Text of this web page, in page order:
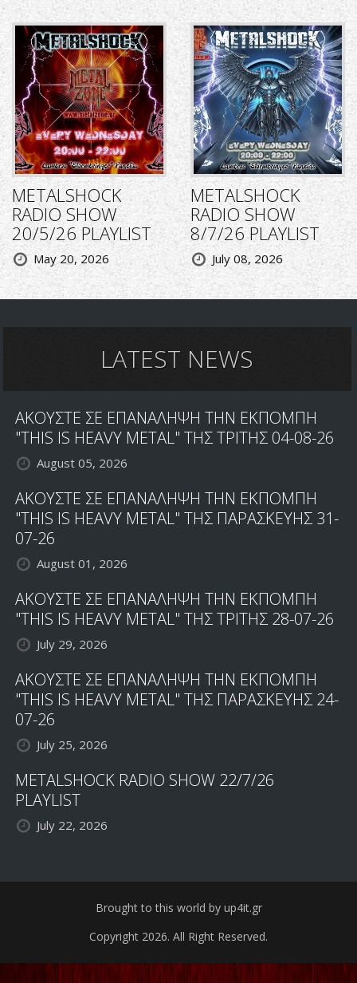
METALSHOCK
RADIO SHOW
20/5/26 PLAYLIST
May 20, 2026
METALSHOCK
RADIO SHOW
8/7/26 PLAYLIST
July 08, 2026
LATEST NEWS
ΑΚΟΥΣΤΕ ΣΕ ΕΠΑΝΑΛΗΨΗ ΤΗΝ ΕΚΠΟΜΠΗ
"THIS IS HEAVY METAL" ΤΗΣ ΤΡΙΤΗΣ 04-08-26
August 05, 2026
ΑΚΟΥΣΤΕ ΣΕ ΕΠΑΝΑΛΗΨΗ ΤΗΝ ΕΚΠΟΜΠΗ
"THIS IS HEAVY METAL" ΤΗΣ ΠΑΡΑΣΚΕΥΗΣ 31-
07-26
August 01, 2026
ΑΚΟΥΣΤΕ ΣΕ ΕΠΑΝΑΛΗΨΗ ΤΗΝ ΕΚΠΟΜΠΗ
"THIS IS HEAVY METAL" ΤΗΣ ΤΡΙΤΗΣ 28-07-26
July 29, 2026
ΑΚΟΥΣΤΕ ΣΕ ΕΠΑΝΑΛΗΨΗ ΤΗΝ ΕΚΠΟΜΠΗ
"THIS IS HEAVY METAL" ΤΗΣ ΠΑΡΑΣΚΕΥΗΣ 24-
07-26
July 25, 2026
METALSHOCK RADIO SHOW 22/7/26
PLAYLIST
July 22, 2026
Brought to this world by up4it.gr
Copyright 2026. All Right Reserved.